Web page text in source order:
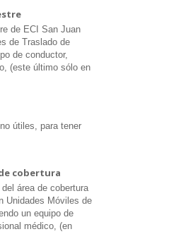
de ECI San Juan
de Traslado de
de conductor,
(este último sólo en
útiles, para tener
cobertura
área de cobertura
Unidades Móviles de
un equipo de
médico, (en